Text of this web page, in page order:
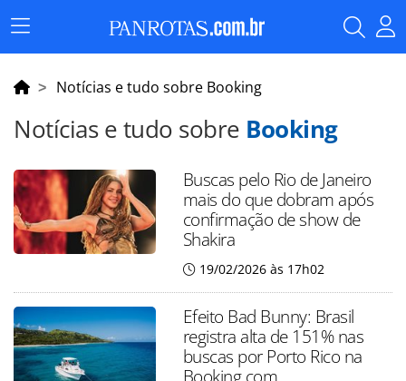
Menu
Principal
Notícias e tudo sobre Booking
Notícias e tudo sobre Booking
Buscas pelo Rio de Janeiro
mais do que dobram após
confirmação de show de
Shakira
19/02/2026 às 17h02
Efeito Bad Bunny: Brasil
registra alta de 151% nas
buscas por Porto Rico na
Booking.com